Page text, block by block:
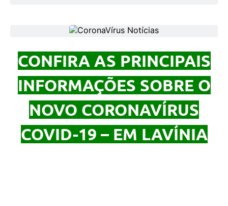
Estudantes
Pareceres do TCESP
Diário Oficial
Ouvidoria
CONFIRA AS PRINCIPAIS
INFORMAÇÕES SOBRE O
NOVO CORONAVÍRUS
COVID-19 – EM LAVÍNIA